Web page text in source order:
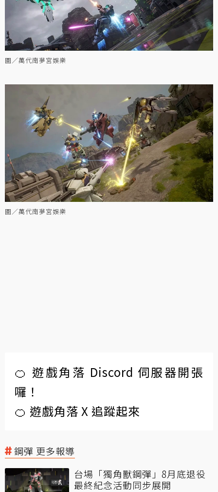
圖／萬代南夢宮娛樂
圖／萬代南夢宮娛樂
🍊 遊戲角落 Discord 伺服器開張
囉！
🍊 遊戲角落 X 追蹤起來
鋼彈 更多報導
台場「獨角獸鋼彈」8月底退役
最終紀念活動同步展開